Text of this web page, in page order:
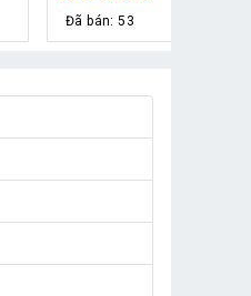
Đã bán: 24